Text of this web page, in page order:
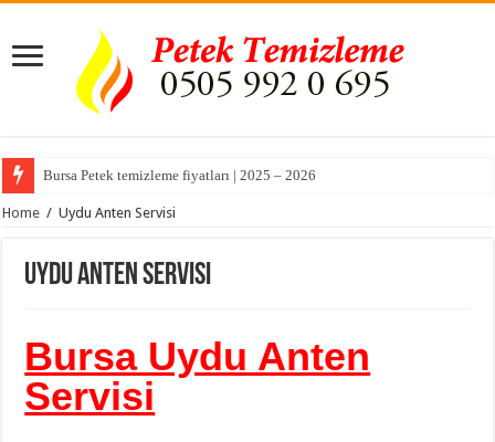
Bursa Petek temizleme fiyatları | 2025 – 2026
Home / Uydu Anten Servisi
Uydu Anten Servisi
Bursa Uydu Anten
Servisi